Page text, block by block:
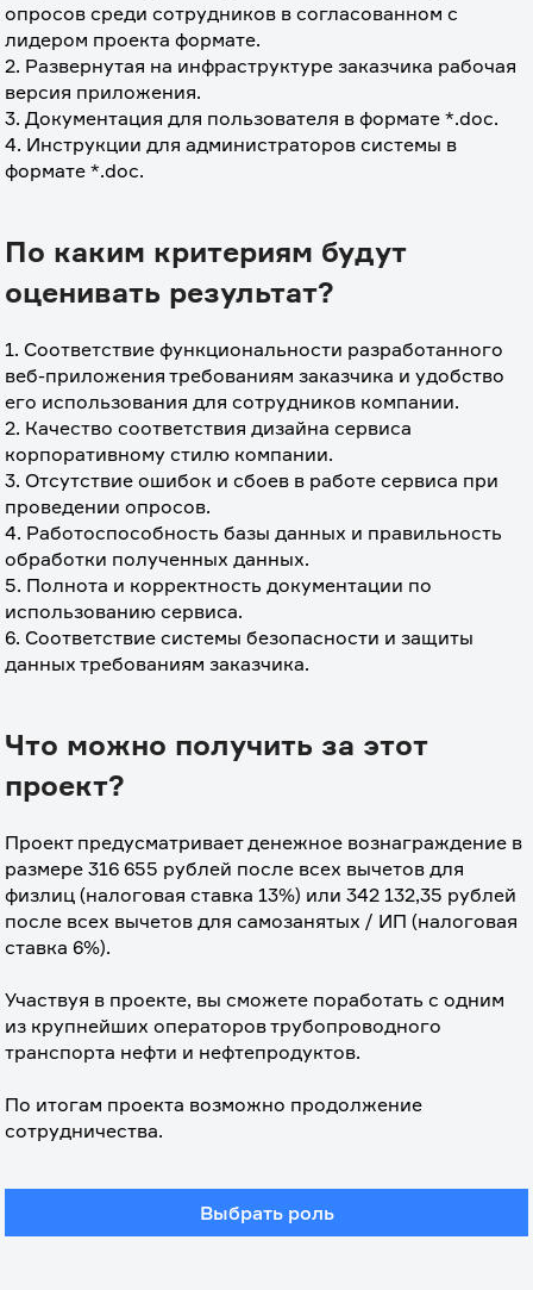
опросов среди сотрудников в согласованном с
лидером проекта формате.
2. Развернутая на инфраструктуре заказчика рабочая
версия приложения.
3. Документация для пользователя в формате *.doc.
4. Инструкции для администраторов системы в
формате *.doc.
По каким критериям будут
оценивать результат?
1. Соответствие функциональности разработанного
веб-приложения требованиям заказчика и удобство
его использования для сотрудников компании.
2. Качество соответствия дизайна сервиса
корпоративному стилю компании.
3. Отсутствие ошибок и сбоев в работе сервиса при
проведении опросов.
4. Работоспособность базы данных и правильность
обработки полученных данных.
5. Полнота и корректность документации по
использованию сервиса.
6. Соответствие системы безопасности и защиты
данных требованиям заказчика.
Что можно получить за этот
проект?
Проект предусматривает денежное вознаграждение в
размере 316 655 рублей после всех вычетов для
физлиц (налоговая ставка 13%) или 342 132,35 рублей
после всех вычетов для самозанятых / ИП (налоговая
ставка 6%).
Участвуя в проекте, вы сможете поработать с одним
из крупнейших операторов трубопроводного
транспорта нефти и нефтепродуктов.
По итогам проекта возможно продолжение
сотрудничества.
Выбрать роль